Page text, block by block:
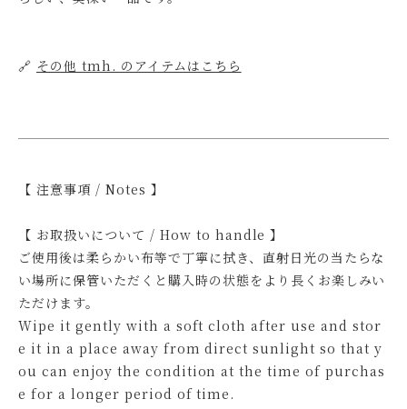
🔗 その他 tmh. のアイテムはこちら
【 注意事項 / Notes 】
【 お取扱いについて / How to handle 】
ご使用後は柔らかい布等で丁寧に拭き、直射日光の当たらな
い場所に保管いただくと購入時の状態をより長くお楽しみい
ただけます。
Wipe it gently with a soft cloth after use and stor
e it in a place away from direct sunlight so that y
ou can enjoy the condition at the time of purchas
e for a longer period of time.